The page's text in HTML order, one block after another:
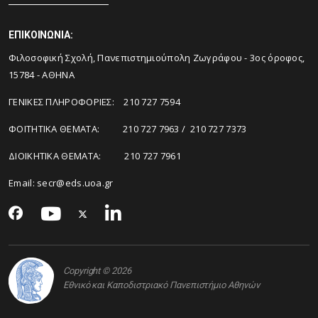
ΕΠΙΚΟΙΝΩΝΙΑ:
Φιλοσοφική Σχολή, Πανεπιστημιούπολη Ζωγράφου - 3ος όροφος,
15784 - ΑΘΗΝΑ
ΓΕΝΙΚΕΣ ΠΛΗΡΟΦΟΡΙΕΣ: 210 727 7594
ΦΟΙΤΗΤΙΚΑ ΘΕΜΑΤΑ: 210 727 7963 / 210 727 7373
ΔΙΟΙΚΗΤΙΚΑ ΘΕΜΑΤΑ: 210 727 7961
Email: secr@eds.uoa.gr
Copyright © 2026
Εθνικό και Καποδιστριακό Πανεπιστήμιο Αθηνών